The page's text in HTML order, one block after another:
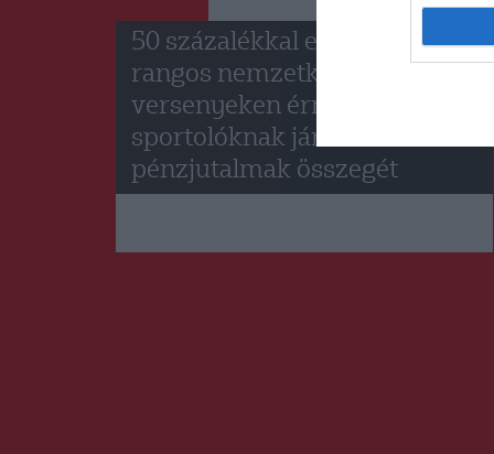
50 százalékkal emelik a
rangos nemzetközi
versenyeken érmet szerző
sportolóknak járó
pénzjutalmak összegét